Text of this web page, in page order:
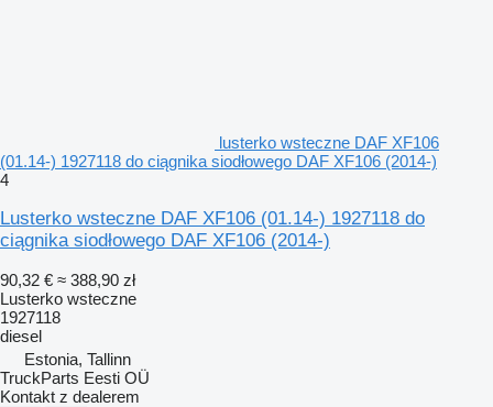
lusterko wsteczne DAF XF106
(01.14-) 1927118 do ciągnika siodłowego DAF XF106 (2014-)
4
Lusterko wsteczne DAF XF106 (01.14-) 1927118 do
ciągnika siodłowego DAF XF106 (2014-)
90,32 € ≈ 388,90 zł
Lusterko wsteczne
1927118
diesel
Estonia, Tallinn
TruckParts Eesti OÜ
Kontakt z dealerem